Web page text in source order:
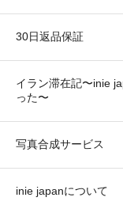
30日返品保証
イラン滞在記〜inie
った〜
写真合成サービス
inie japanについて